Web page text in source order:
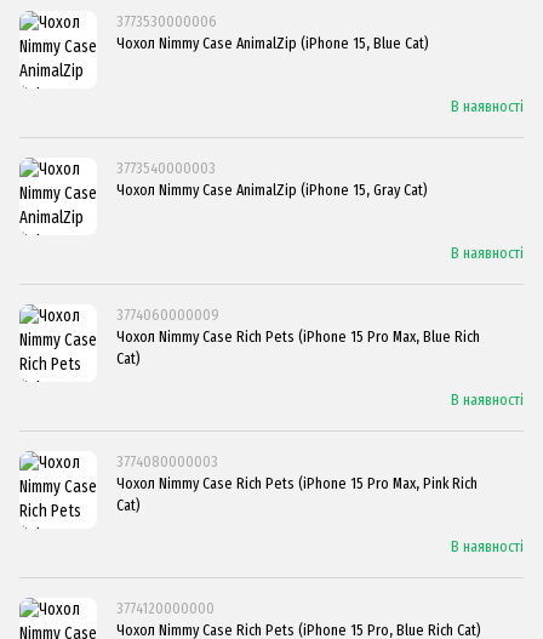
3773530000006
Чохол Nimmy Case AnimalZip (iPhone 15, Blue Cat)
В наявності
3773540000003
Чохол Nimmy Case AnimalZip (iPhone 15, Gray Cat)
В наявності
3774060000009
Чохол Nimmy Case Rich Pets (iPhone 15 Pro Max, Blue Rich
Cat)
В наявності
3774080000003
Чохол Nimmy Case Rich Pets (iPhone 15 Pro Max, Pink Rich
Cat)
В наявності
3774120000000
Чохол Nimmy Case Rich Pets (iPhone 15 Pro, Blue Rich Cat)